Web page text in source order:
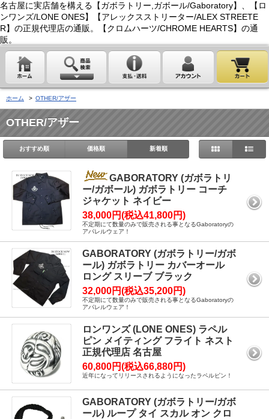
名古屋に実店舗を構える【ガボラトリー,ガボール/Gaboratory】、【ロ
ンワンズ/LONE ONES】【アレックスストリーター/ALEX STREETE
R】の正規代理店の通販。【クロムハーツ/CHROME HEARTS】の通
販。
ホーム > OTHER/アザー
OTHER/アザー
おすすめ順 価格順 新着順
GABORATORY (ガボラトリ
ー/ガボール) ガボラトリー コーチ
ジャケット ネイビー
38,000円(税込41,800円)
不定期にて数量のみで販売される事となるGaboratoryの
アパレルウェア！
GABORATORY (ガボラトリー/ガボ
ール) ガボラトリー カバーオール
ロング スリーブ ブラック
32,000円(税込35,200円)
不定期にて数量のみで販売される事となるGaboratoryの
アパレルウェア！
ロンワンズ (LONE ONES) ラペル
ピン メイティング フライト ネスト
正規代理店 名古屋
60,800円(税込66,880円)
近年になってリリースされるようになったラペルピン！
GABORATORY (ガボラトリー/ガボ
ール) ループ タイ スカル オン クロ